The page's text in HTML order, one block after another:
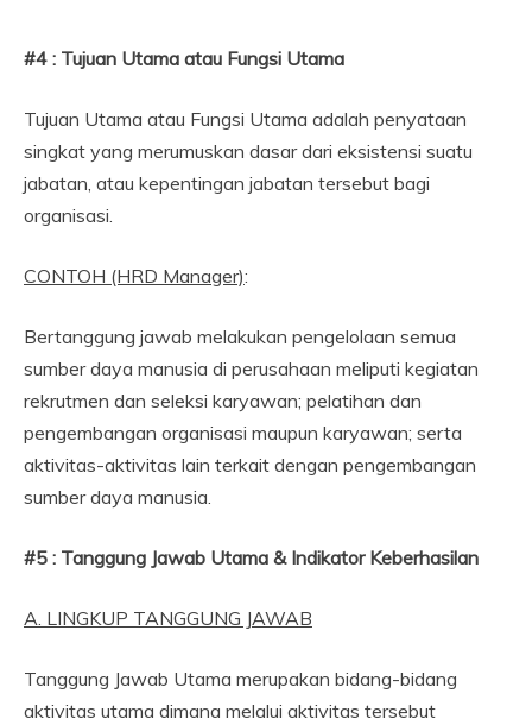
#4 : Tujuan Utama atau Fungsi Utama
Tujuan Utama atau Fungsi Utama adalah penyataan
singkat yang merumuskan dasar dari eksistensi suatu
jabatan, atau kepentingan jabatan tersebut bagi
organisasi.
CONTOH (HRD Manager):
Bertanggung jawab melakukan pengelolaan semua
sumber daya manusia di perusahaan meliputi kegiatan
rekrutmen dan seleksi karyawan; pelatihan dan
pengembangan organisasi maupun karyawan; serta
aktivitas-aktivitas lain terkait dengan pengembangan
sumber daya manusia.
#5 : Tanggung Jawab Utama & Indikator Keberhasilan
A. LINGKUP TANGGUNG JAWAB
Tanggung Jawab Utama merupakan bidang-bidang
aktivitas utama dimana melalui aktivitas tersebut